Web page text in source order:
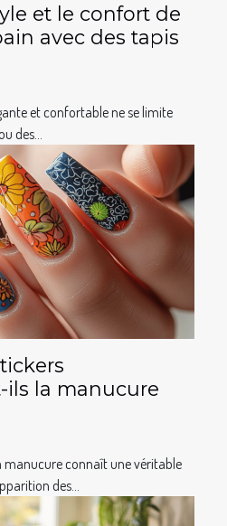
et le confort de
avec des tapis
et confortable ne se limite
des...
la manucure
manucure connaît une véritable
des...